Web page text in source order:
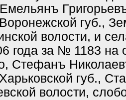
губ.,
волости, и
года за № 1183 на
Стефанъ
губ.,
волости,